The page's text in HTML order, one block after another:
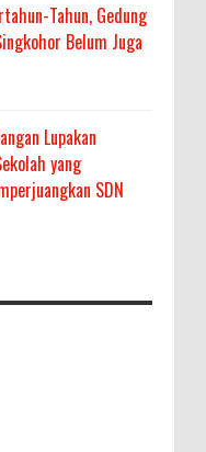
Tahun, Gedung
Belum Juga
Lupakan
yang
SDN